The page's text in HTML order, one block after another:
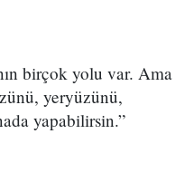
birçok yolu var. Ama
yeryüzünü,
yapabilirsin.”